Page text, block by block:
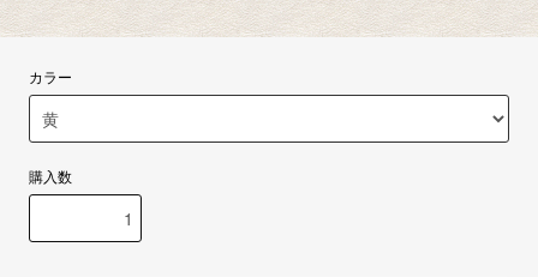
カラー
購入数